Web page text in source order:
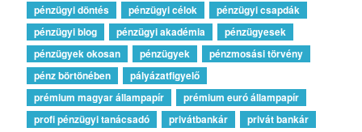
pénzügyi döntés
pénzügyi célok
pénzügyi csapdák
pénzügyi blog
pénzügyi akadémia
pénzügyesek
pénzügyek okosan
pénzügyek
pénzmosási törvény
pénz börtönében
pályázatfigyelő
prémium magyar állampapír
prémium euró állampapír
profi pénzügyi tanácsadó
privátbankár
privát bankár